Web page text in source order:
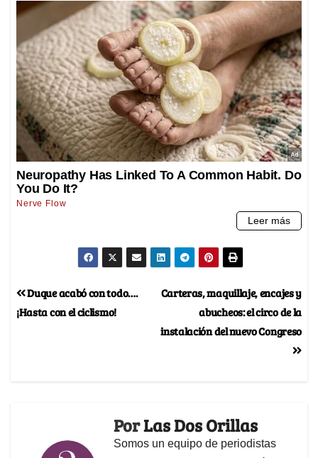
Carteras, maquillaje, encajes y
abucheos: el circo de la
instalación del nuevo Congreso
Duque acabó con todo….
¡Hasta con el ciclismo!
PorLas Dos Orillas
Somos un equipo de periodistas